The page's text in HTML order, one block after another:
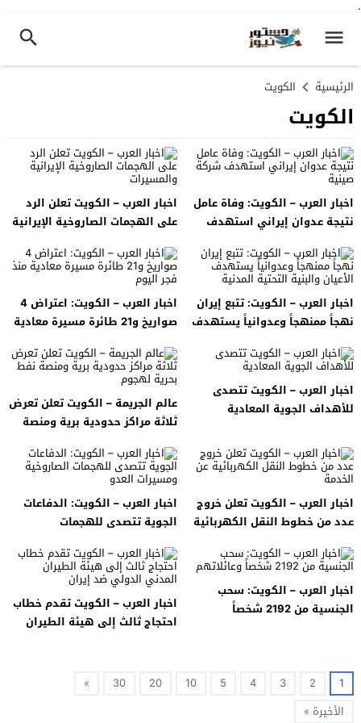
.
الرئيسية الكويت
الكويت
اخبار العرب – الكويت: وفاة عامل
نتيجة عدوان إيراني استهدف
اخبار العرب – الكويت تعلن الرد
على الهجمات الصاروخية الإيرانية
اخبار العرب – الكويت: تتبع إيران
نهجاً ممنهجاً وعدوانياً يستهدف
اخبار العرب – الكويت: اعتراض 4
صواريخ و21 طائرة مسيرة معادية
اخبار العرب – الكويت تتصدى
للأهداف الجوية المعادية
عالم الجريمة – الكويت تعلن تعرض
ثلاثة مراكز حدودية برية ومنصة
اخبار العرب – الكويت تعلن خروج
عدد من خطوط النقل الكهربائية
اخبار العرب – الكويت: الدفاعات
الجوية تتصدى للهجمات
اخبار العرب – الكويت: سحب
الجنسية من 2192 شخصاً
اخبار العرب – الكويت تقدم خطاب
احتجاج ثالث إلى هيئة الطيران
1
2
3
4
5
10
20
30
»
الأخيرة »